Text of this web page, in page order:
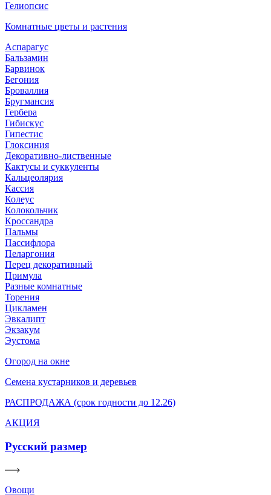
Гелиопсис
Комнатные цветы и растения
Аспарагус
Бальзамин
Барвинок
Бегония
Броваллия
Бругмансия
Гербера
Гибискус
Гипестис
Глоксиния
Декоративно-лиственные
Кактусы и суккуленты
Кальцеолярия
Кассия
Колеус
Колокольчик
Кроссандра
Пальмы
Пассифлора
Пеларгония
Перец декоративный
Примула
Разные комнатные
Торения
Цикламен
Эвкалипт
Экзакум
Эустома
Огород на окне
Семена кустарников и деревьев
РАСПРОДАЖА (срок годности до 12.26)
АКЦИЯ
Русский размер
Овощи